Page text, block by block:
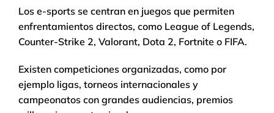
Los e-sports se centran en juegos que permiten
enfrentamientos directos, como League of Legends,
Counter-Strike 2, Valorant, Dota 2, Fortnite o FIFA.
Existen competiciones organizadas, como por
ejemplo ligas, torneos internacionales y
campeonatos con grandes audiencias, premios